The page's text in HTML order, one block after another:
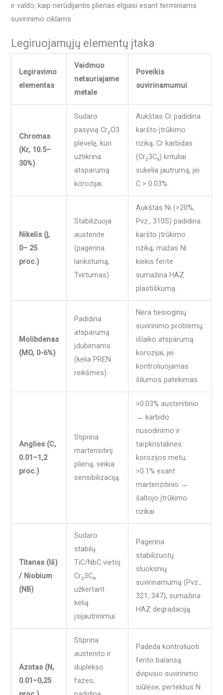
ir valdo, kaip nerūdijantis plienas elgiasi esant terminiams
suvirinimo ciklams.
Legiruojamųjų elementų įtaka
Legiravimo
elementas
Vaidmuo
netauriajame
metale
Poveikis
suvirinamumui
Chromas
(Kr, 10.5–
30%)
Sudaro
pasyvią Cr₂O3
plėvelę, kuri
užtikrina
atsparumą
korozijai.
Aukštas Cr padidina
karšto įtrūkimo
riziką; Cr karbidas
(Cr₂3C₆) krituliai
sukelia jautrumą, jei
C > 0.03%.
Nikelis (Į,
0– 25
proc.)
Stabilizuoja
austenite
(pagerina
lankstumą,
Tvirtumas).
Aukštas Ni (>20%,
Pvz., 310S) padidina
karšto įtrūkimo
riziką; mažas Ni
kiekis ferite
sumažina HAZ
plastiškumą.
Molibdenas
(MO, 0-6%)
Padidina
atsparumą
įdubimams
(kelia PREN
reikšmes).
Nėra tiesioginių
suvirinimo problemų;
išlaiko atsparumą
korozijai, jei
kontroliuojamas
šilumos patekimas.
Anglies (C,
0.01–1,2
proc.)
Stiprina
martensitinį
plieną; veikia
sensibilizaciją.
>0.03% austenitinio
→ karbido
nusodinimo ir
tarpkristalinės
korozijos metu;
>0.1% esant
martenzitinio →
šaltojo įtrūkimo
rizikai.
Titanas (Iš)
/ Niobium
(NB)
Sudaro
stabilų
TiC/NbC vietoj
Cr₂3C₆,
užkertant
kelią
įsijautrinimui.
Pagerina
stabilizuotų
sluoksnių
suvirinamumą (Pvz.,
321, 347); sumažina
HAZ degradaciją.
Azotas (N,
0.01–0,25
Stiprina
austenito ir
duplekso
fazes;
Padeda kontroliuoti
ferito balansą
dvipusio suvirinimo
siūlėse; perteklius N